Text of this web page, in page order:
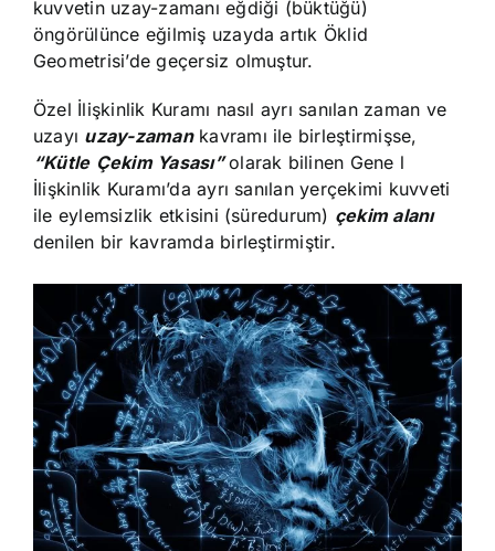
kuvvetin uzay-zamanı eğdiği (büktüğü)
öngörülünce eğilmiş uzayda artık Öklid
Geometrisi’de geçersiz olmuştur.
Özel İlişkinlik Kuramı nasıl ayrı sanılan zaman ve
uzayı uzay-zamankavramı ile birleştirmişse,
“Kütle Çekim Yasası”olarak bilinen Gene l
İlişkinlik Kuramı’da ayrı sanılan yerçekimi kuvveti
ile eylemsizlik etkisini (süredurum) çekim alanı
denilen bir kavramda birleştirmiştir.